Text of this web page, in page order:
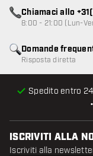
Spedito entro
Domande
Risposta diretta
Chiamaci allo
8:00 - 21:00 (Lun-
ISCRIVITI ALLA
Iscriviti alla